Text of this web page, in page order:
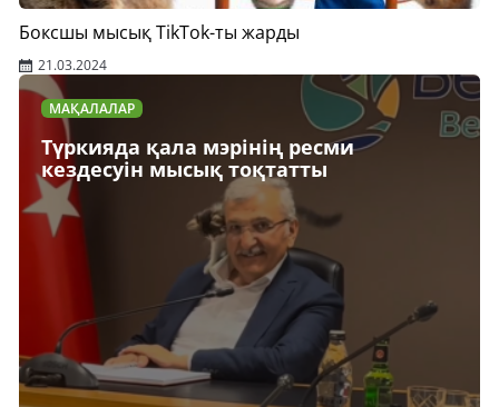
Боксшы мысық TikTok-ты жарды
21.03.2024
МАҚАЛАЛАР
Түркияда қала мэрінің ресми
кездесуін мысық тоқтатты